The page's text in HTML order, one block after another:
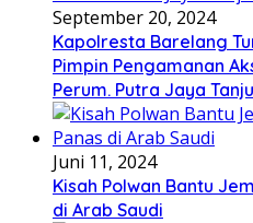
September 20, 2024
Kapolresta Barelang
Pimpin Pengamanan
Perum. Putra Jaya
Juni 11, 2024
Kisah Polwan Bantu
di Arab Saudi